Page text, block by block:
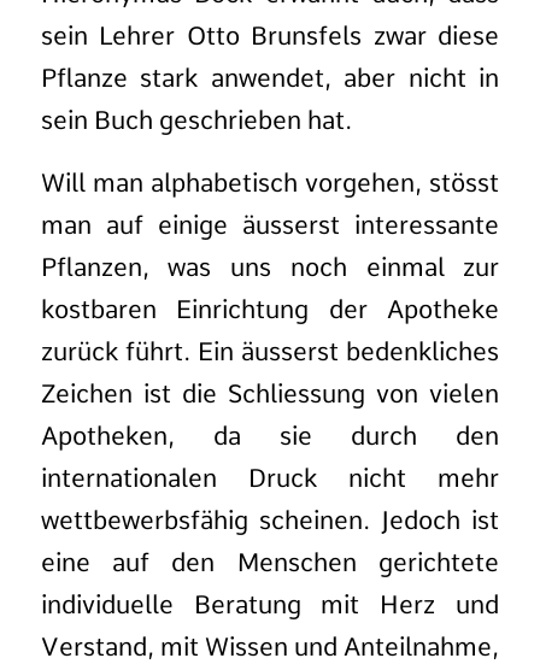
sein Lehrer Otto Brunsfels zwar diese
Pflanze stark anwendet, aber nicht in
sein Buch geschrieben hat.
Will man alphabetisch vorgehen, stösst
man auf einige äusserst interessante
Pflanzen, was uns noch einmal zur
kostbaren Einrichtung der Apotheke
zurück führt. Ein äusserst bedenkliches
Zeichen ist die Schliessung von vielen
Apotheken, da sie durch den
internationalen Druck nicht mehr
wettbewerbsfähig scheinen. Jedoch ist
eine auf den Menschen gerichtete
individuelle Beratung mit Herz und
Verstand, mit Wissen und Anteilnahme,